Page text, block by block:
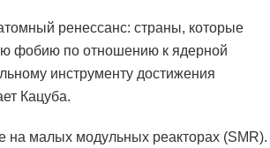
ренессанс: страны, которые
фобию по отношению к ядерной
инструменту достижения
Кацуба.
на малых модульных реакторах (SMR).